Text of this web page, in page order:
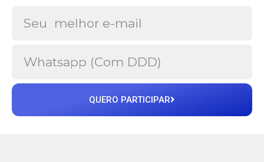
QUERO PARTICIPAR